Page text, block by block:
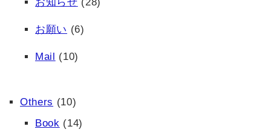
お願い (6)
Mail (10)
Others (10)
Book (14)